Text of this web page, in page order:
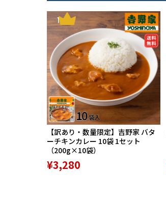
1
【訳あり・数量限定】吉野家 バタ
ーチキンカレー 10袋 1セット
（200g×10袋）
¥3,280